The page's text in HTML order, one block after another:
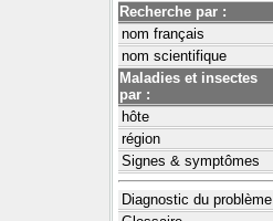
Recherche par :
nom français
nom scientifique
Maladies et insectes
par :
hôte
région
Signes & symptômes
Diagnostic du problème